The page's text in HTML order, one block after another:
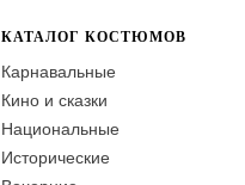
КАТАЛОГ КОСТЮМОВ
Карнавальные
Кино и сказки
Национальные
Исторические